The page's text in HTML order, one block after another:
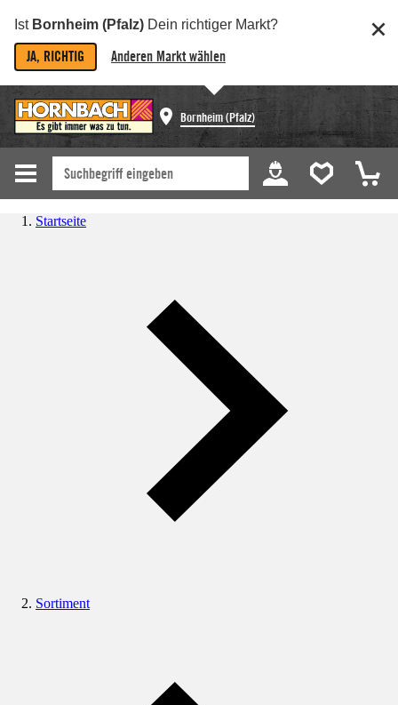
Ist Bornheim (Pfalz) Dein richtiger Markt?
JA, RICHTIG Anderen Markt wählen
Bornheim (Pfalz)
Startseite
Sortiment